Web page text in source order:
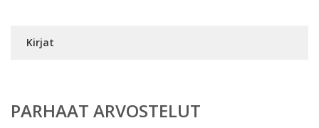
Kirjat
PARHAAT ARVOSTELUT